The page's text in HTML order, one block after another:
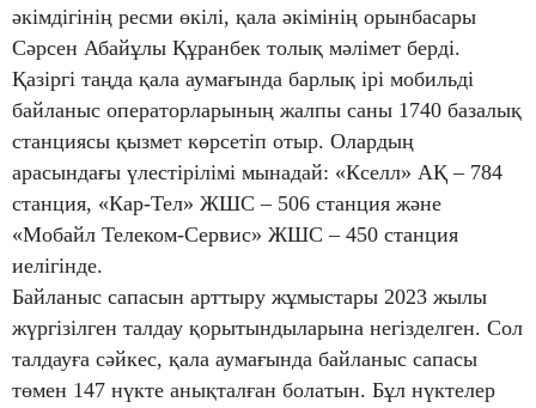
әкімдігінің ресми өкілі, қала әкімінің орынбасары
Сәрсен Абайұлы Құранбек толық мәлімет берді.
Қазіргі таңда қала аумағында барлық ірі мобильді
байланыс операторларының жалпы саны 1740 базалық
станциясы қызмет көрсетіп отыр. Олардың
арасындағы үлестірілімі мынадай: «Кселл» АҚ – 784
станция, «Кар-Тел» ЖШС – 506 станция және
«Мобайл Телеком-Сервис» ЖШС – 450 станция
иелігінде.
Байланыс сапасын арттыру жұмыстары 2023 жылы
жүргізілген талдау қорытындыларына негізделген. Сол
талдауға сәйкес, қала аумағында байланыс сапасы
төмен 147 нүкте анықталған болатын. Бұл нүктелер